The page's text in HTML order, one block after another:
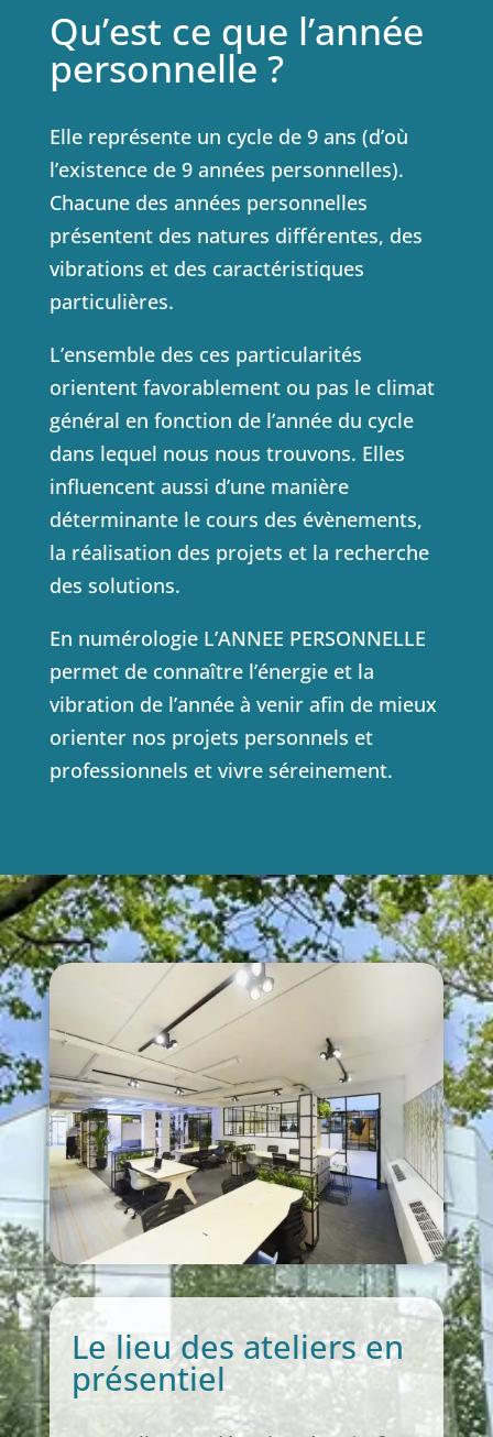
Qu’est ce que l’année
personnelle ?
Elle représente un cycle de 9 ans (d’où
l’existence de 9 années personnelles).
Chacune des années personnelles
présentent des natures différentes, des
vibrations et des caractéristiques
particulières.
L’ensemble des ces particularités
orientent favorablement ou pas le climat
général en fonction de l’année du cycle
dans lequel nous nous trouvons. Elles
influencent aussi d’une manière
déterminante le cours des évènements,
la réalisation des projets et la recherche
des solutions.
En numérologie L’ANNEE PERSONNELLE
permet de connaître l’énergie et la
vibration de l’année à venir afin de mieux
orienter nos projets personnels et
professionnels et vivre séreinement.
Le lieu des ateliers en
présentiel